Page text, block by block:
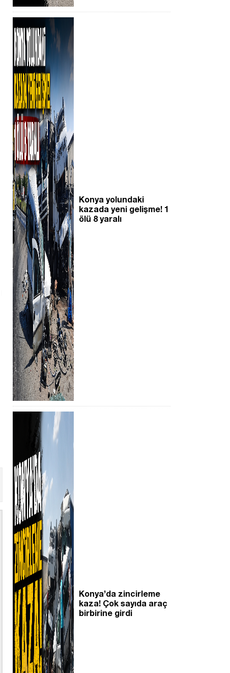
Konya yolundaki
kazada yeni gelişme! 1
ölü 8 yaralı
Konya’da zincirleme
kaza! Çok sayıda araç
birbirine girdi